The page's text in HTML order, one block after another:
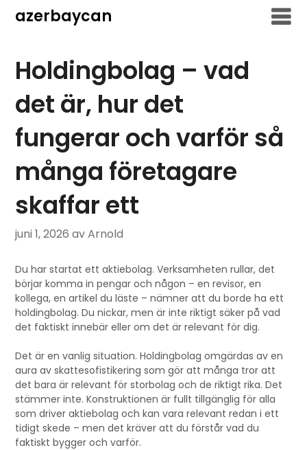
azerbaycan
Holdingbolag – vad
det är, hur det
fungerar och varför så
många företagare
skaffar ett
juni 1, 2026 av Arnold
Du har startat ett aktiebolag. Verksamheten rullar, det
börjar komma in pengar och någon – en revisor, en
kollega, en artikel du läste – nämner att du borde ha ett
holdingbolag. Du nickar, men är inte riktigt säker på vad
det faktiskt innebär eller om det är relevant för dig.
Det är en vanlig situation. Holdingbolag omgärdas av en
aura av skattesofistikering som gör att många tror att
det bara är relevant för storbolag och de riktigt rika. Det
stämmer inte. Konstruktionen är fullt tillgänglig för alla
som driver aktiebolag och kan vara relevant redan i ett
tidigt skede – men det kräver att du förstår vad du
faktiskt bygger och varför.